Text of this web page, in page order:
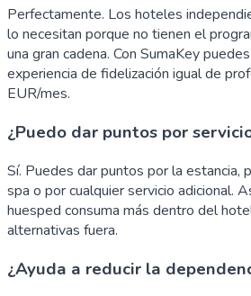
Perfectamente. Los hoteles
lo necesitan porque no tienen el
una gran cadena. Con SumaKey
experiencia de fidelización igual de
EUR/mes.
¿Puedo dar puntos por
Sí. Puedes dar puntos por la estancia,
spa o por cualquier servicio adicional.
huesped consuma más dentro del
alternativas fuera.
¿Ayuda a reducir la